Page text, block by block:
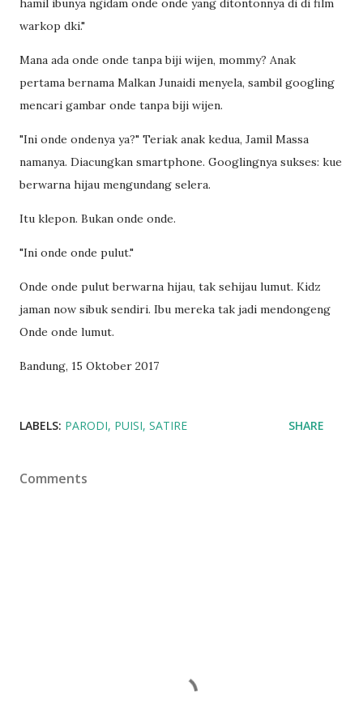
hamil ibunya ngidam onde onde yang ditontonnya di di film
warkop dki."
Mana ada onde onde tanpa biji wijen, mommy? Anak
pertama bernama Malkan Junaidi menyela, sambil googling
mencari gambar onde tanpa biji wijen.
"Ini onde ondenya ya?" Teriak anak kedua, Jamil Massa
namanya. Diacungkan smartphone. Googlingnya sukses: kue
berwarna hijau mengundang selera.
Itu klepon. Bukan onde onde.
"Ini onde onde pulut."
Onde onde pulut berwarna hijau, tak sehijau lumut. Kidz
jaman now sibuk sendiri. Ibu mereka tak jadi mendongeng
Onde onde lumut.
Bandung, 15 Oktober 2017
LABELS: PARODI PUISI SATIRE SHARE
Comments